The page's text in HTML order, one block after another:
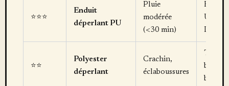
⭐⭐⭐
Enduit
déperlant PU
Pluie
modérée
(<30 min)
Basil
Urban
Dry
⭐⭐
Polyester
déperlant
Crachin,
éclaboussures
Trunk
bag
basique